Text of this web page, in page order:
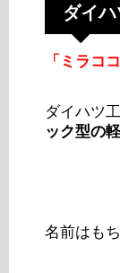
ダイ
「ミラコ
ダイハツ
ック型の
名前はも